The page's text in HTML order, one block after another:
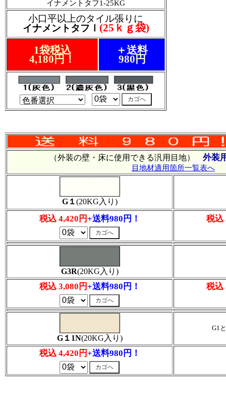
（外装の壁・床に使用できる汎用目地） 外装
目地材適用箇所一覧表へ
G１(20KG入り)
税込 4,420円+送料980円！ 税込
G3R(20KG入り)
税込 3,080円+送料980円！ 税込
G１1N(20KG入り)
G1
税込 4,420円+送料980円！
イナメントタフ1-25KG
小口平以上のタイル張りに
イナメントタフⅠ (25ｋｇ袋)
1袋税込
4,180円！
＋送料
980円